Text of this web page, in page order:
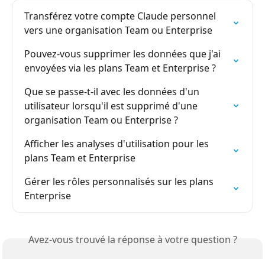
Transférez votre compte Claude personnel
vers une organisation Team ou Enterprise
Pouvez-vous supprimer les données que j'ai
envoyées via les plans Team et Enterprise ?
Que se passe-t-il avec les données d'un
utilisateur lorsqu'il est supprimé d'une
organisation Team ou Enterprise ?
Afficher les analyses d'utilisation pour les
plans Team et Enterprise
Gérer les rôles personnalisés sur les plans
Enterprise
Avez-vous trouvé la réponse à votre question ?